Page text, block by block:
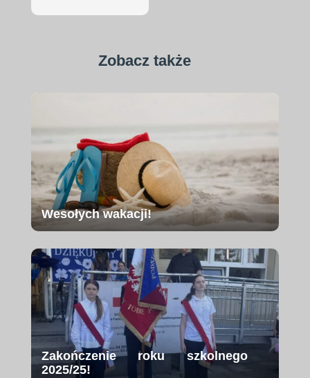
Zobacz także
Wesołych wakacji!
Zakończenie roku szkolnego
2025/25!